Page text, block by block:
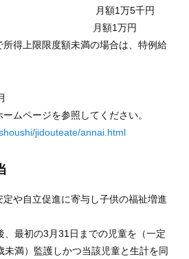
以降） 月額1万5千円
月額1万円
得上限限度額未満の場合は、特例給
ムページを参照してください。
jidouteate/annai.html
や自立促進に寄与し子供の福祉増進
、最初の3月31日までの児童を（一定
満）監護しかつ当該児童と生計を同